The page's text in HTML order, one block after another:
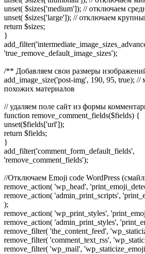
unset( $sizes['medium']); // отключаем
unset( $sizes['large']); // отключаем
return $sizes;
}
'true_remove_default_image_sizes');
/** Добавляем свои размеры
add_image_size('post-img', 190, 95, true);
похожих материалов
// удаляем поле сайт из формы
function remove_comment_fields($fields) {
unset($fields['url']);
return $fields;
}
add_filter('comment_form_default_fields',
'remove_comment_fields');
//Отключаем Emoji code WordPress
remove_action( 'wp_head',
remove_action( 'admin_print_scripts',
);
remove_action( 'wp_print_styles',
remove_action( 'admin_print_styles',
remove_filter( 'the_content_feed',
remove_filter( 'comment_text_rss',
remove_filter( 'wp_mail',